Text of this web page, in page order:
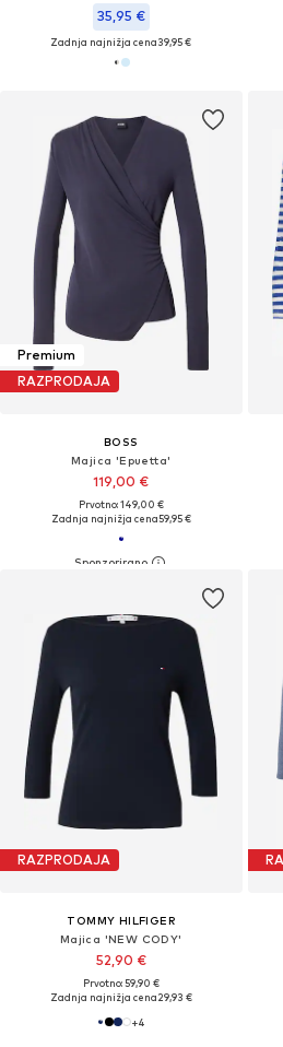
35,95 €
Zadnja najnižja cena39,95 €
Premium
RAZPRODAJA
BOSS
Majica 'Epuetta'
119,00 €
Prvotno: 149,00 €
Zadnja najnižja cena59,95 €
RAZPRODAJA
TOMMY HILFIGER
Majica 'NEW CODY'
52,90 €
Prvotno: 59,90 €
Zadnja najnižja cena29,93 €
+4